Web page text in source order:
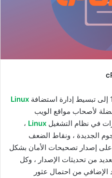
Linux
المفضلة لأصحاب مواقع الويب
في نظام التشغيل Linux ،
الجديدة ، ونقاط الضعف
على إصدار تصحيحات الأمان بشكل
من تحديثات الإصدار ، وكل
الإضافي من احتمال عثور